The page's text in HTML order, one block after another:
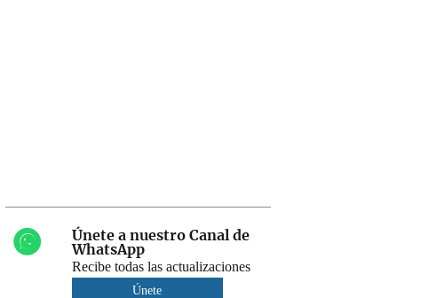
Únete a nuestro Canal de
WhatsApp
Recibe todas las actualizaciones
Únete